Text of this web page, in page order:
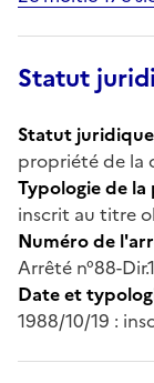
Statut
Statut
propriété de la
Typologie de
inscrit au titre
Numéro de
Arrêté n°88-
Date et
1988/10/19 :